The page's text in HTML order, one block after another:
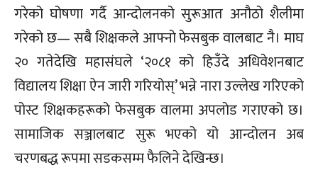
गरेको घोषणा गर्दै आन्दोलनको सुरूआत अनौठो शैलीमा
गरेको छ— सबै शिक्षकले आफ्नो फेसबुक वालबाट नै। माघ
२० गतेदेखि महासंघले ‘२०८१ को हिउँदे अधिवेशनबाट
विद्यालय शिक्षा ऐन जारी गरियोस्’ भन्ने नारा उल्लेख गरिएको
पोस्ट शिक्षकहरूको फेसबुक वालमा अपलोड गराएको छ।
सामाजिक सञ्जालबाट सुरू भएको यो आन्दोलन अब
चरणबद्ध रूपमा सडकसम्म फैलिने देखिन्छ।